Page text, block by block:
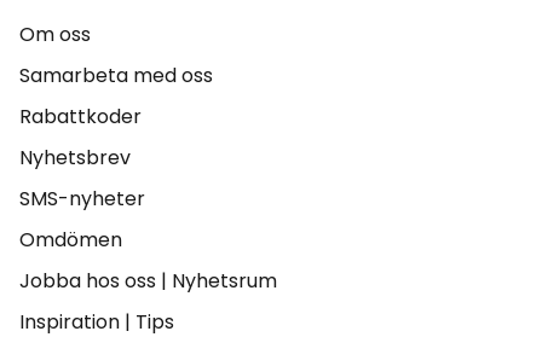
Om oss
Samarbeta med oss
Rabattkoder
Nyhetsbrev
SMS-nyheter
Omdömen
Jobba hos oss | Nyhetsrum
Inspiration | Tips